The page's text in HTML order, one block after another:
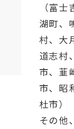
（富士
湖町、
村、 大
道志村、
市、韮
市、昭
杜市）
その他